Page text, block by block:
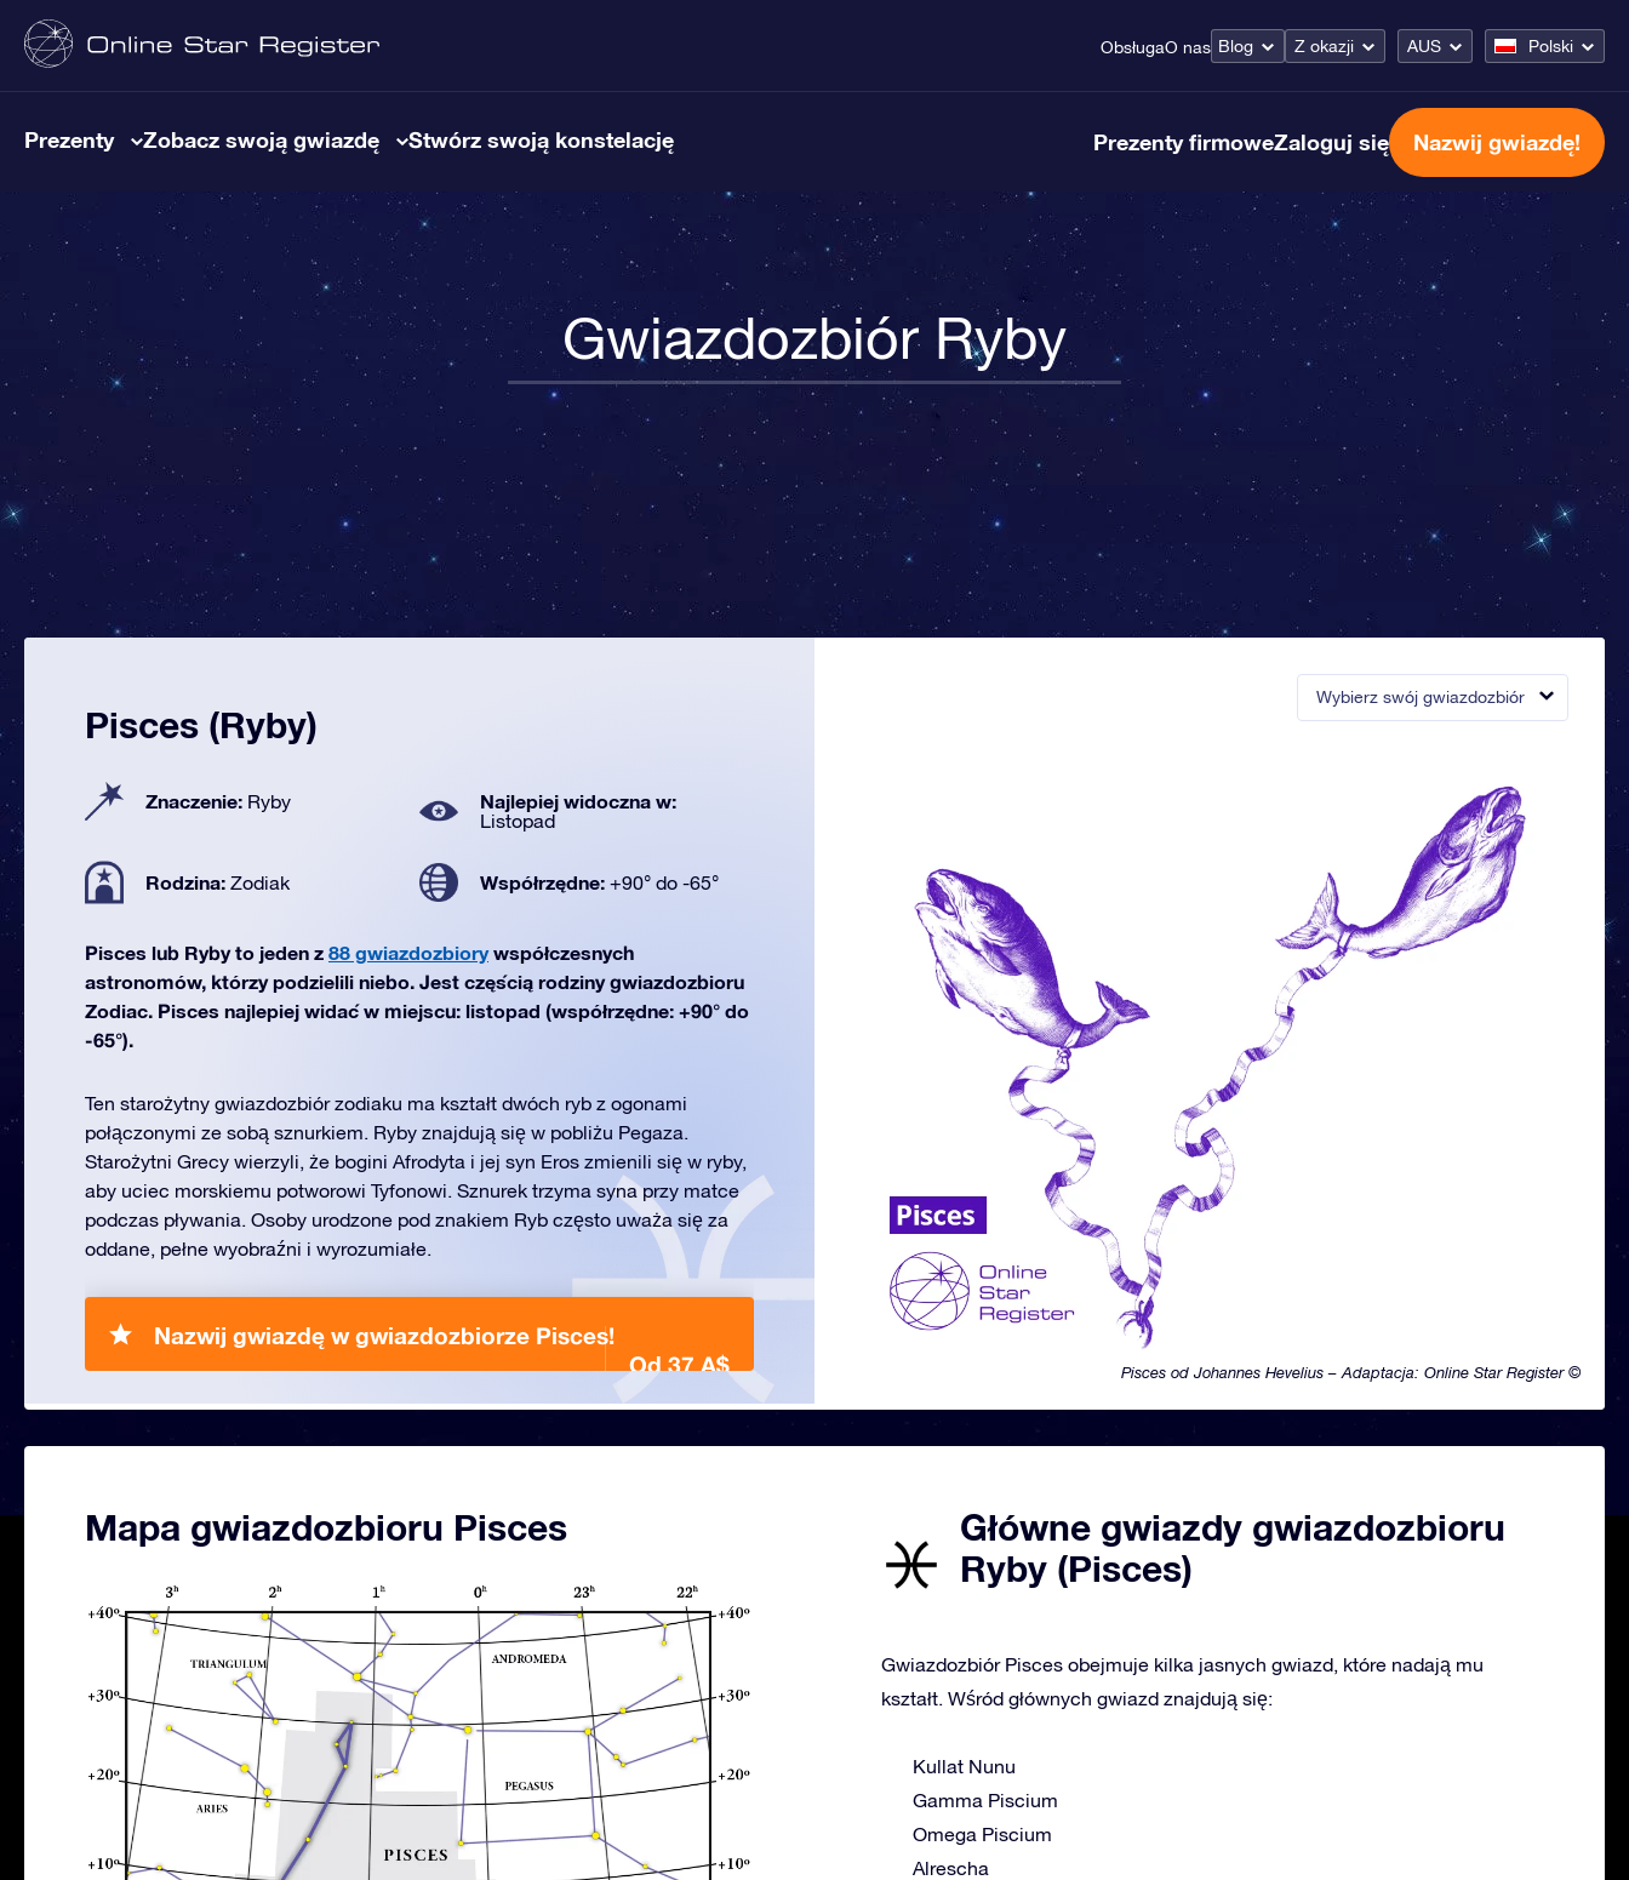
ObsługaO nas Blog Z okazji AUS Polski
Prezenty Zobacz swoją gwiazdę Stwórz swoją konstelację Prezenty firmoweZaloguj się Nazwij gwiazdę!
Gwiazdozbiór Ryby
Wybierz swój gwiazdozbiór
Pisces od Johannes Hevelius – Adaptacja: Online Star Register ©
Pisces (Ryby)
Znaczenie: Ryby Najlepiej widoczna w:
Listopad
Rodzina: Zodiak Współrzędne: +90° do -65°
Pisces lub Ryby to jeden z 88 gwiazdozbiorywspółczesnych
astronomów, którzy podzielili niebo. Jest częścią rodziny gwiazdozbioru
Zodiac. Pisces najlepiej widać w miejscu: listopad (współrzędne: +90° do
-65°).
Ten starożytny gwiazdozbiór zodiaku ma kształt dwóch ryb z ogonami
połączonymi ze sobą sznurkiem. Ryby znajdują się w pobliżu Pegaza.
Starożytni Grecy wierzyli, że bogini Afrodyta i jej syn Eros zmienili się w ryby,
aby uciec morskiemu potworowi Tyfonowi. Sznurek trzyma syna przy matce
podczas pływania. Osoby urodzone pod znakiem Ryb często uważa się za
oddane, pełne wyobraźni i wyrozumiałe.
Nazwij gwiazdę w gwiazdozbiorze Pisces!
Od 37 A$
Mapa gwiazdozbioru Pisces
Główne gwiazdy gwiazdozbioru
Ryby (Pisces)
Gwiazdozbiór Pisces obejmuje kilka jasnych gwiazd, które nadają mu
kształt. Wśród głównych gwiazd znajdują się:
Kullat Nunu
Gamma Piscium
Omega Piscium
Alrescha